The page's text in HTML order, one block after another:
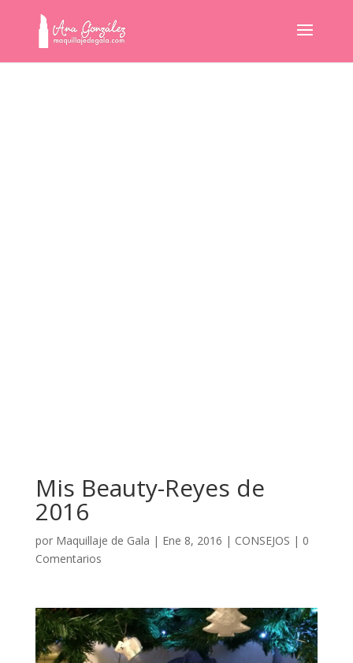
Mis Beauty-Reyes de
2016
por Maquillaje de Gala | Ene 8, 2016 | CONSEJOS | 0
Comentarios